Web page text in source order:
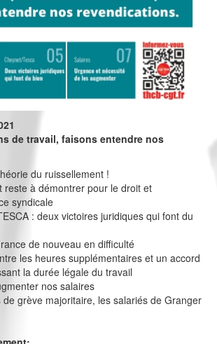
de travail, faisons entendre nos
du ruissellement !
reste à démontrer pour le droit et
syndicale
: deux victoires juridiques qui font du
de nouveau en difficulté
les heures supplémentaires et un accord
la durée légale du travail
nos salaires
de grève majoritaire, les salariés de Granger